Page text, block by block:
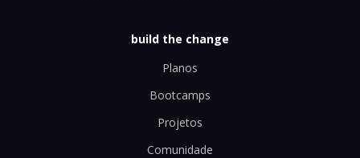
build the change
Planos
Bootcamps
Projetos
Comunidade